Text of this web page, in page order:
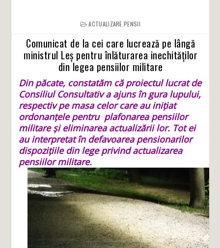
ACTUALIZARE PENSII
Comunicat de la cei care lucrează pe lângă
ministrul Leș pentru înlăturarea inechităților
din legea pensiilor militare
Din păcate, constatăm că proiectul lucrat de
Consiliul Consultativ a ajuns în gura lupului,
respectiv pe masa celor care au inițiat
ordonanțele pentru plafonarea pensiilor
militare și eliminarea actualizării lor. Tot ei
au interpretat în defavoarea pensionarilor
dispozițiile din lege privind actualizarea
pensiilor militare.